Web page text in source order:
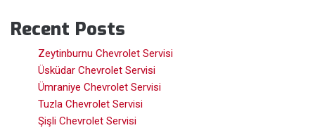
Recent Posts
Zeytinburnu Chevrolet Servisi
Üsküdar Chevrolet Servisi
Ümraniye Chevrolet Servisi
Tuzla Chevrolet Servisi
Şişli Chevrolet Servisi